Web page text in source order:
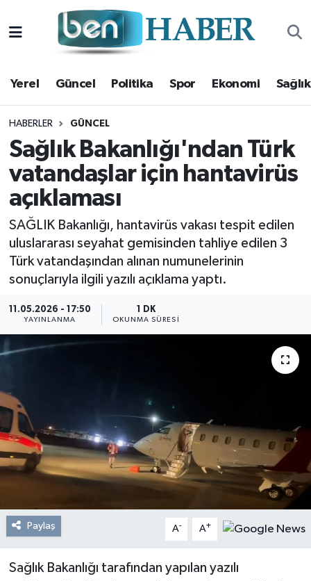
Yerel Güncel Politika Spor Ekonomi Sağlık
HABERLER GÜNCEL
Sağlık Bakanlığı'ndan Türk
vatandaşlar için hantavirüs
açıklaması
SAĞLIK Bakanlığı, hantavirüs vakası tespit edilen
uluslararası seyahat gemisinden tahliye edilen 3
Türk vatandaşından alınan numunelerinin
sonuçlarıyla ilgili yazılı açıklama yaptı.
11.05.2026 - 17:50
YAYINLANMA
1 DK
OKUNMA SÜRESI
Paylaş A- A+
Sağlık Bakanlığı tarafından yapılan yazılı
Yerel
Güncel
Politika
Spor
Ekonomi
Sağlık
Magazin
Resmi Reklam
Hava Durumu
Trafik Durumu
Süper Lig Puan Durumu ve Fikstür
Tüm Manşetler
Son Dakika Haberleri
Haber Arşivi